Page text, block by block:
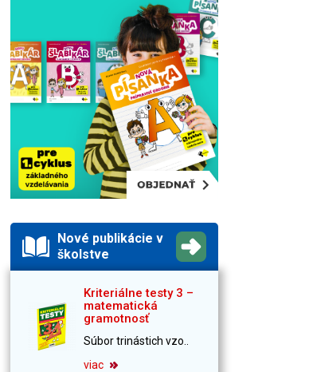
Nové publikácie v
školstve
Kriteriálne testy 3 –
matematická
gramotnosť
Súbor trinástich vzo..
viac